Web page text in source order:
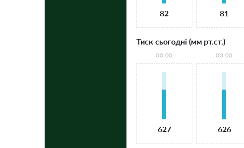
82 81
Тиск сьогодні (мм рт.ст.)
00:00
627
03:00
626